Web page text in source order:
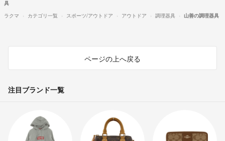
具
ラクマ
カテゴリ一覧 スポーツ/アウトドア アウトドア 調理器具 山善の調理器具
ページの上へ戻る
注目ブランド一覧